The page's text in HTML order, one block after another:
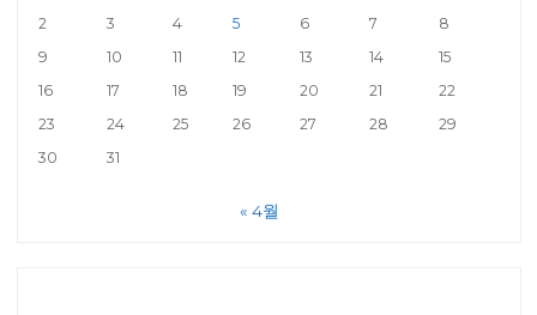
2
3 4 5 6 7
8
9
10 11 12 13 14
15
16
17 18 19 20 21
22
23
24 25 26 27 28
29
30
31
« 4월